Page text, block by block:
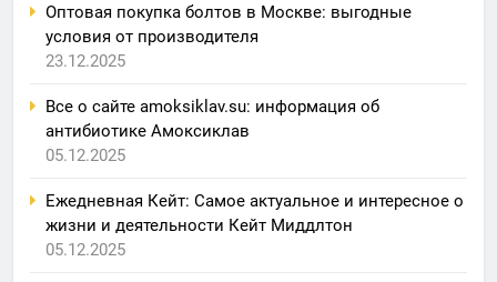
Оптовая покупка болтов в Москве: выгодные
условия от производителя
23.12.2025
Все о сайте amoksiklav.su: информация об
антибиотике Амоксиклав
05.12.2025
Ежедневная Кейт: Самое актуальное и интересное о
жизни и деятельности Кейт Миддлтон
05.12.2025